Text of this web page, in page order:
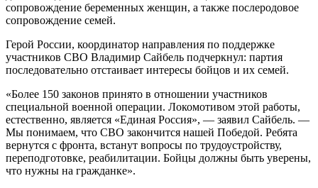
сопровождение беременных женщин, а также послеродовое
сопровождение семей.
Герой России, координатор направления по поддержке
участников СВО Владимир Сайбель подчеркнул: партия
последовательно отстаивает интересы бойцов и их семей.
«Более 150 законов принято в отношении участников
специальной военной операции. Локомотивом этой работы,
естественно, является «Единая Россия», — заявил Сайбель. —
Мы понимаем, что СВО закончится нашей Победой. Ребята
вернутся с фронта, встанут вопросы по трудоустройству,
переподготовке, реабилитации. Бойцы должны быть уверены,
что нужны на гражданке».